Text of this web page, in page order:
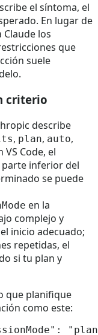
el síntoma, el
En lugar de
Claude los
que
suele
criterio
describe
, plan, auto,
VS Code, el
inferior del
se puede
en la
complejo y
inicio adecuado;
repetidas, el
si tu plan y
que planifique
como este: